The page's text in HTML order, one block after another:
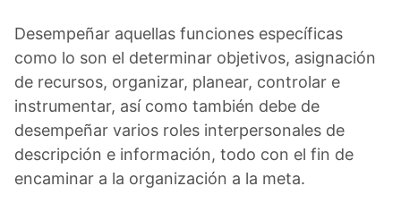
Desempeñar aquellas funciones específicas
como lo son el determinar objetivos, asignación
de recursos, organizar, planear, controlar e
instrumentar, así como también debe de
desempeñar varios roles interpersonales de
descripción e información, todo con el fin de
encaminar a la organización a la meta.